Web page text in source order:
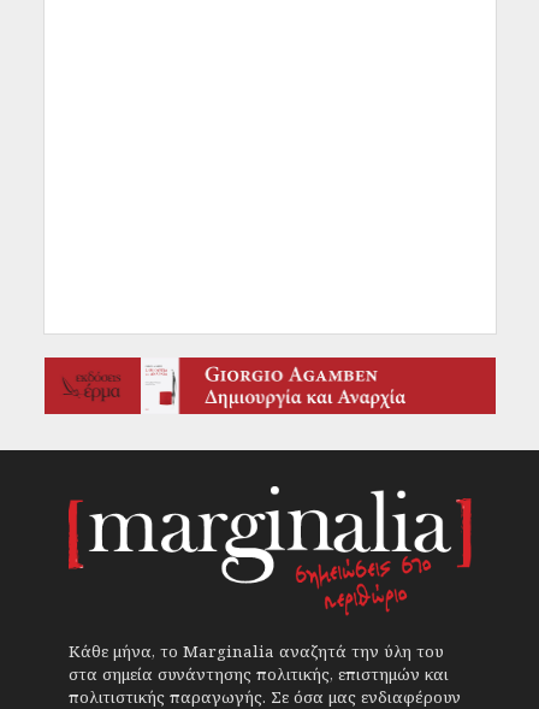
Κάθε μήνα, το Marginalia αναζητά την ύλη του
στα σημεία συνάντησης πολιτικής, επιστημών και
πολιτιστικής παραγωγής. Σε όσα μας ενδιαφέρουν